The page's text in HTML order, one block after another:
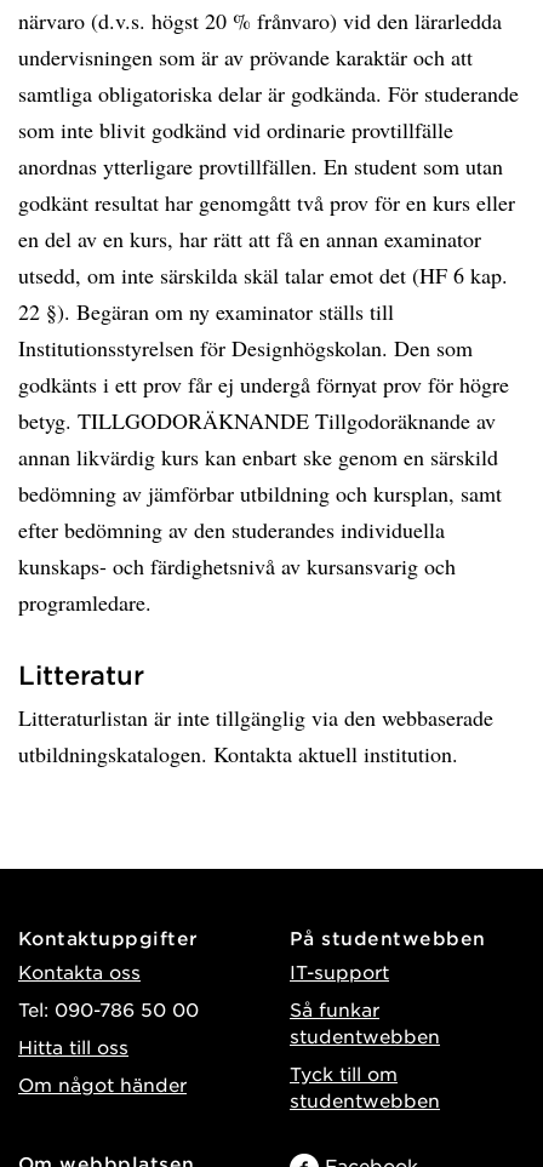
närvaro (d.v.s. högst 20 % frånvaro) vid den lärarledda
undervisningen som är av prövande karaktär och att
samtliga obligatoriska delar är godkända. För studerande
som inte blivit godkänd vid ordinarie provtillfälle
anordnas ytterligare provtillfällen. En student som utan
godkänt resultat har genomgått två prov för en kurs eller
en del av en kurs, har rätt att få en annan examinator
utsedd, om inte särskilda skäl talar emot det (HF 6 kap.
22 §). Begäran om ny examinator ställs till
Institutionsstyrelsen för Designhögskolan. Den som
godkänts i ett prov får ej undergå förnyat prov för högre
betyg. TILLGODORÄKNANDE Tillgodoräknande av
annan likvärdig kurs kan enbart ske genom en särskild
bedömning av jämförbar utbildning och kursplan, samt
efter bedömning av den studerandes individuella
kunskaps- och färdighetsnivå av kursansvarig och
programledare.
Litteratur
Litteraturlistan är inte tillgänglig via den webbaserade
utbildningskatalogen. Kontakta aktuell institution.
Kontaktuppgifter
Kontakta oss
Tel: 090-786 50 00
Hitta till oss
Om något händer
På studentwebben
IT-support
Så funkar
studentwebben
Tyck till om
studentwebben